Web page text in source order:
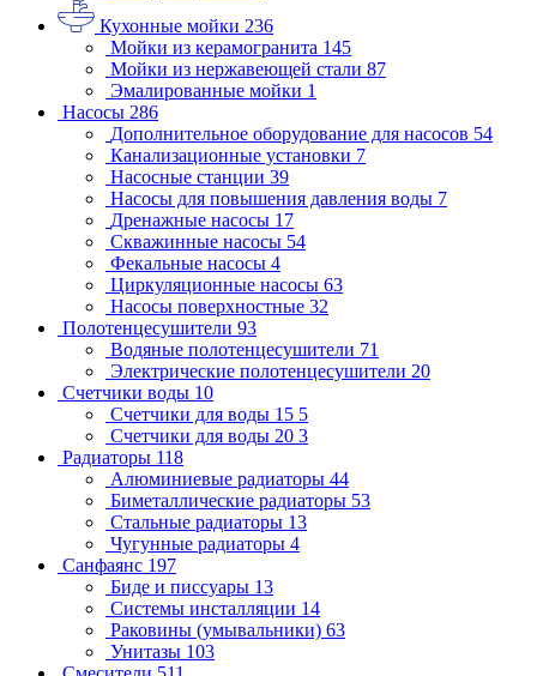
Кухонные мойки 236
Мойки из керамогранита 145
Мойки из нержавеющей стали 87
Эмалированные мойки 1
Насосы 286
Дополнительное оборудование для насосов 54
Канализационные установки 7
Насосные станции 39
Насосы для повышения давления воды 7
Дренажные насосы 17
Скважинные насосы 54
Фекальные насосы 4
Циркуляционные насосы 63
Насосы поверхностные 32
Полотенцесушители 93
Водяные полотенцесушители 71
Электрические полотенцесушители 20
Счетчики воды 10
Счетчики для воды 15 5
Счетчики для воды 20 3
Радиаторы 118
Алюминиевые радиаторы 44
Биметаллические радиаторы 53
Стальные радиаторы 13
Чугунные радиаторы 4
Санфаянс 197
Биде и писсуары 13
Системы инсталляции 14
Раковины (умывальники) 63
Унитазы 103